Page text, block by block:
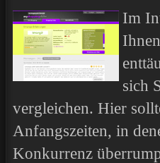
Im
sich
vergleichen. Hier
Anfangszeiten, in
Konkurrenz